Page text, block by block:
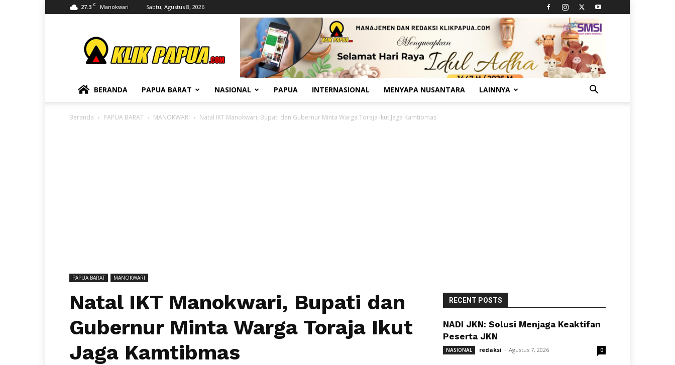
27.3 C Manokwari Sabtu, Agustus 8, 2026
BERANDA PAPUA BARAT NASIONAL PAPUA INTERNASIONAL MENYAPA NUSANTARA LAINNYA
Beranda PAPUA BARAT MANOKWARI Natal IKT Manokwari, Bupati dan Gubernur Minta Warga Toraja Ikut Jaga Kamtibmas
PAPUA BARAT MANOKWARI
Natal IKT Manokwari, Bupati dan
Gubernur Minta Warga Toraja Ikut
Jaga Kamtibmas
RECENT POSTS
NADI JKN: Solusi Menjaga Keaktifan
Peserta JKN
NASIONAL redaksi - Agustus 7, 2026 0